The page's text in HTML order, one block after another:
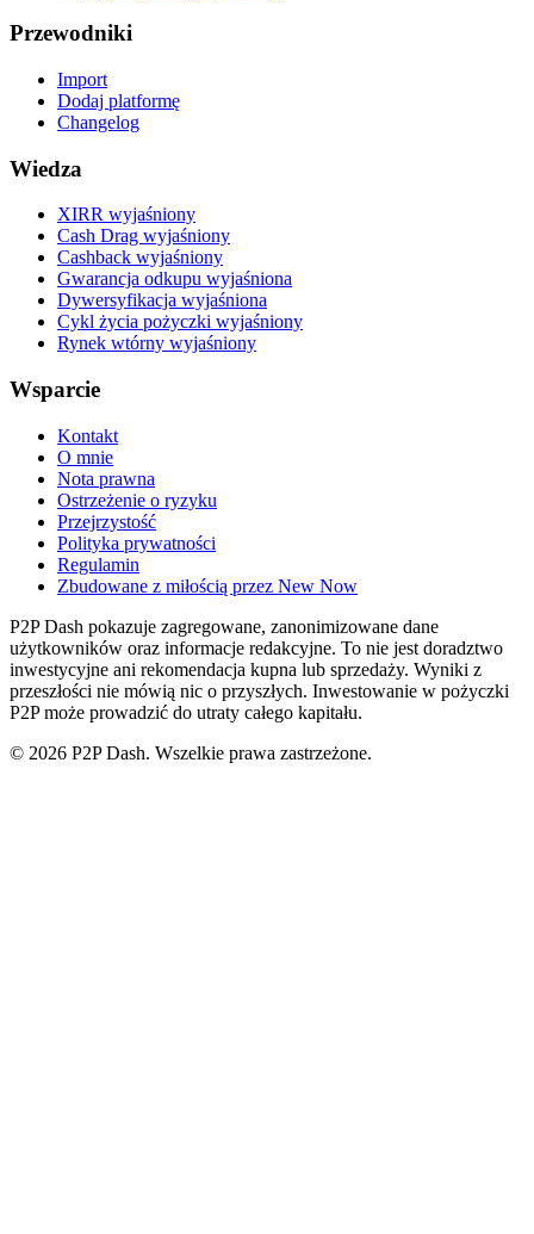
Przewodniki
Import
Dodaj platformę
Changelog
Wiedza
XIRR wyjaśniony
Cash Drag wyjaśniony
Cashback wyjaśniony
Gwarancja odkupu wyjaśniona
Dywersyfikacja wyjaśniona
Cykl życia pożyczki wyjaśniony
Rynek wtórny wyjaśniony
Wsparcie
Kontakt
O mnie
Nota prawna
Ostrzeżenie o ryzyku
Przejrzystość
Polityka prywatności
Regulamin
Zbudowane z miłością przez New Now
P2P Dash pokazuje zagregowane, zanonimizowane dane
użytkowników oraz informacje redakcyjne. To nie jest doradztwo
inwestycyjne ani rekomendacja kupna lub sprzedaży. Wyniki z
przeszłości nie mówią nic o przyszłych. Inwestowanie w pożyczki
P2P może prowadzić do utraty całego kapitału.
© 2026 P2P Dash. Wszelkie prawa zastrzeżone.